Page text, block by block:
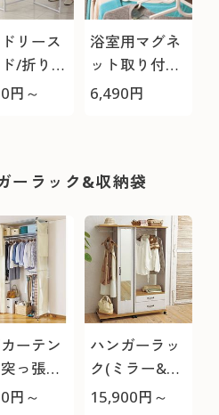
リース
/折りた
薄さ約
円～
浴室用マグネ
ット取り付け
物干し
6,490円
ーラック&収納袋
ーテン
っ張り
ゼット
円～
ハンガーラッ
ク(ミラー&引
き出しタイプ)
15,900円～